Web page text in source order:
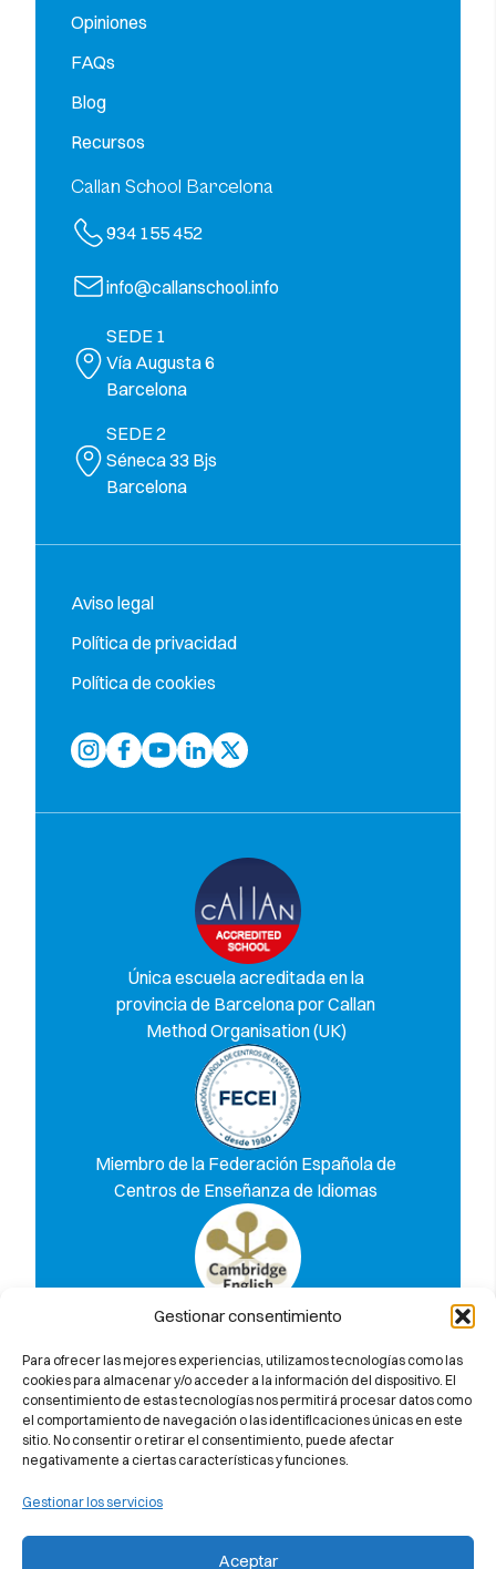
Gestionar consentimiento
Para ofrecer las mejores experiencias, utilizamos tecnologías como las
cookies para almacenar y/o acceder a la información del dispositivo. El
consentimiento de estas tecnologías nos permitirá procesar datos como
el comportamiento de navegación o las identificaciones únicas en este
sitio. No consentir o retirar el consentimiento, puede afectar
negativamente a ciertas características y funciones.
Gestionar los servicios
Aceptar
Opiniones
FAQs
Blog
Recursos
Callan School Barcelona
934 155 452
info@callanschool.info
SEDE 1
Vía Augusta 6
Barcelona
SEDE 2
Séneca 33 Bjs
Barcelona
Aviso legal
Política de privacidad
Política de cookies
Única escuela acreditada en la
provincia de Barcelona por Callan
Method Organisation (UK)
Miembro de la Federación Española de
Centros de Enseñanza de Idiomas
Descubre por qué te garantizamos tu
aprobado al 100% en el examen de
Cambridge University